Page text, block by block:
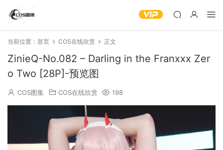
当前位置： 首页 COS在线欣赏 正文
ZinieQ-No.082 – Darling in the Franxxx Zer
o Two [28P]-预览图
COS图集 COS在线欣赏 198